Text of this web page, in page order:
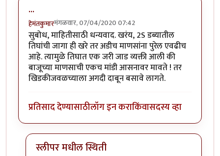
...
हेमंतकुमारमंगळवार, 07/04/2020 07:42
सुबोध, माहितीसाठी धन्यवाद. खरंय, 2S डब्यातील
तिघांची जागा ही खरे तर अडीच माणसांना पुरेल एवढीच
आहे. त्यामुळे तिघात एक जरी जाड व्यक्ती आली की
बाजूच्या माणसाची एकच मांडी आसनावर मावते ! तर
खिडकीजवळच्याला अगदी दाबून बसावे लागते.
प्रतिसाद देण्यासाठीलॉग इन कराकिंवासदस्य व्हा
स्लीपर मधील स्थिती